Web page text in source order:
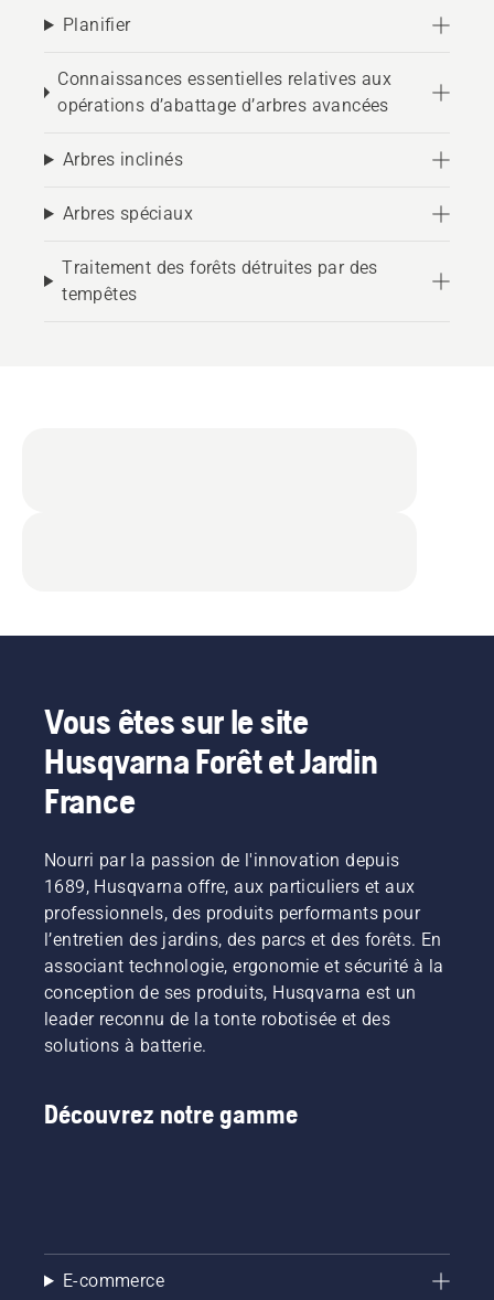
Planifier
Connaissances essentielles relatives aux
opérations d’abattage d’arbres avancées
Arbres inclinés
Arbres spéciaux
Traitement des forêts détruites par des
tempêtes
Vous êtes sur le site
Husqvarna Forêt et Jardin
France
Nourri par la passion de l'innovation depuis
1689, Husqvarna offre, aux particuliers et aux
professionnels, des produits performants pour
l’entretien des jardins, des parcs et des forêts. En
associant technologie, ergonomie et sécurité à la
conception de ses produits, Husqvarna est un
leader reconnu de la tonte robotisée et des
solutions à batterie.
Découvrez notre gamme
E-commerce